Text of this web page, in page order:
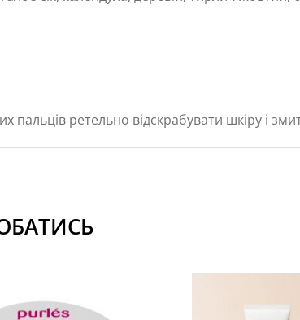
ретельно відскрабувати шкіру і